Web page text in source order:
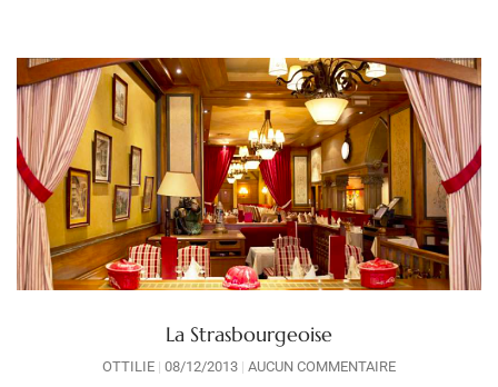
La Strasbourgeoise
OTTILIE 08/12/2013 AUCUN COMMENTAIRE